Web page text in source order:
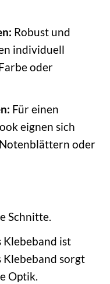
Robust und
individuell
oder
Für einen
eignen sich
oder
Schnitte.
Klebeband ist
Klebeband sorgt
Optik.